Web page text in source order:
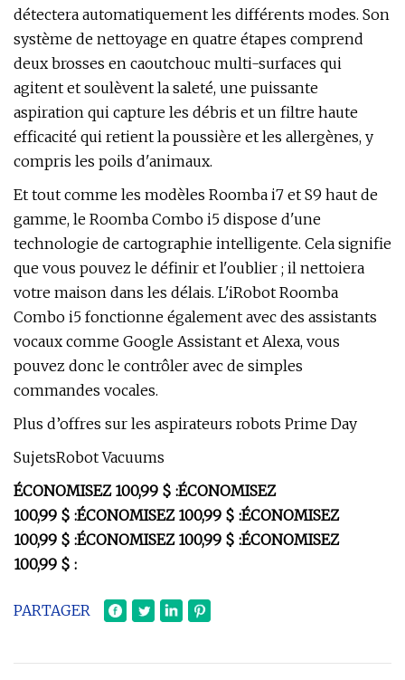
détectera automatiquement les différents modes. Son
système de nettoyage en quatre étapes comprend
deux brosses en caoutchouc multi-surfaces qui
agitent et soulèvent la saleté, une puissante
aspiration qui capture les débris et un filtre haute
efficacité qui retient la poussière et les allergènes, y
compris les poils d'animaux.
Et tout comme les modèles Roomba i7 et S9 haut de
gamme, le Roomba Combo i5 dispose d'une
technologie de cartographie intelligente. Cela signifie
que vous pouvez le définir et l'oublier ; il nettoiera
votre maison dans les délais. L'iRobot Roomba
Combo i5 fonctionne également avec des assistants
vocaux comme Google Assistant et Alexa, vous
pouvez donc le contrôler avec de simples
commandes vocales.
Plus d’offres sur les aspirateurs robots Prime Day
SujetsRobot Vacuums
ÉCONOMISEZ 100,99 $ :ÉCONOMISEZ
100,99 $ :ÉCONOMISEZ 100,99 $ :ÉCONOMISEZ
100,99 $ :ÉCONOMISEZ 100,99 $ :ÉCONOMISEZ
100,99 $ :
PARTAGER